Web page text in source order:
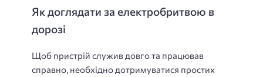
Як доглядати за електробритвою в
дорозі
Щоб пристрій служив довго та працював
справно, необхідно дотримуватися простих